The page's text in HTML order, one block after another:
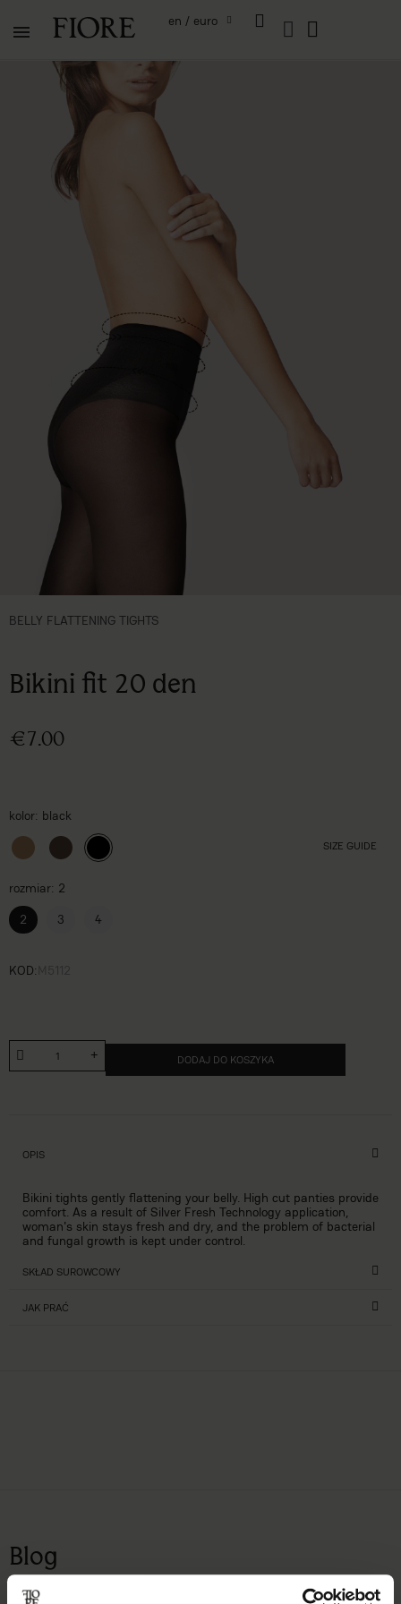
en / euro
Bikini fit 20 den
€7.00
SIZE GUIDE
kolor black
rozmiar 2
2
3 4
KOD
BELLY FLATTENING TIGHTS
DODAJ DO KOSZYKA
OPIS
Bikini tights gently flattening your belly. High cut panties provide
comfort. As a result of Silver Fresh Technology application,
woman's skin stays fresh and dry, and the problem of bacterial
and fungal growth is kept under control.
SKŁAD SUROWCOWY
JAK PRAĆ
Blog